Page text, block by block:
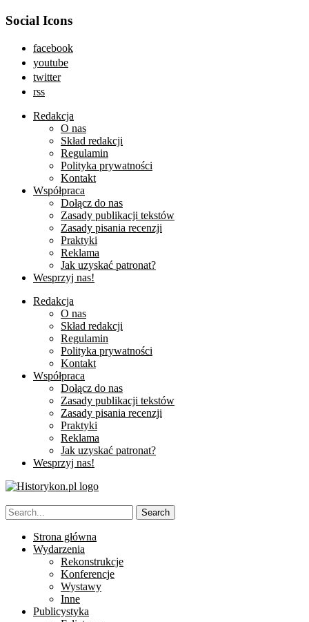
Social Icons
facebook
youtube
twitter
rss
Redakcja
O nas
Skład redakcji
Regulamin
Polityka prywatności
Kontakt
Współpraca
Dołącz do nas
Zasady publikacji tekstów
Zasady pisania recenzji
Praktyki
Reklama
Jak uzyskać patronat?
Wesprzyj nas!
Redakcja
O nas
Skład redakcji
Regulamin
Polityka prywatności
Kontakt
Współpraca
Dołącz do nas
Zasady publikacji tekstów
Zasady pisania recenzji
Praktyki
Reklama
Jak uzyskać patronat?
Wesprzyj nas!
Strona główna
Wydarzenia
Rekonstrukcje
Konferencje
Wystawy
Inne
Publicystyka